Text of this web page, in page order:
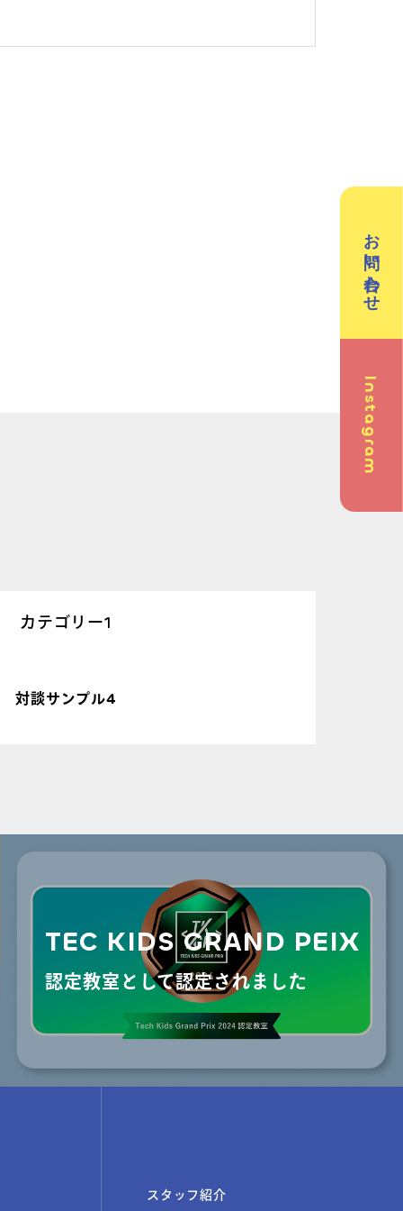
英会話（小学生） 英会話（中学生）
会話
お問い合わせ
Instagram
カテゴリー1
対談サンプル4
TEC KIDS GRAND PEIX
認定教室として認定されました
スタッフ紹介